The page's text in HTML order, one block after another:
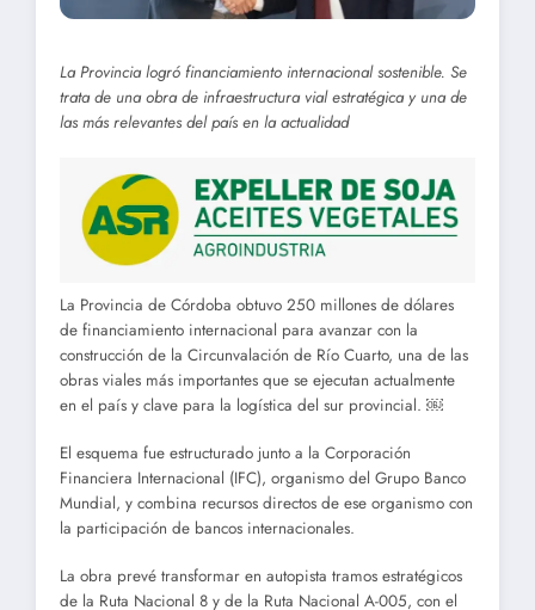
La Provincia logró financiamiento internacional sostenible. Se
trata de una obra de infraestructura vial estratégica y una de
las más relevantes del país en la actualidad
La Provincia de Córdoba obtuvo 250 millones de dólares
de financiamiento internacional para avanzar con la
construcción de la Circunvalación de Río Cuarto, una de las
obras viales más importantes que se ejecutan actualmente
en el país y clave para la logística del sur provincial. ￼
El esquema fue estructurado junto a la Corporación
Financiera Internacional (IFC), organismo del Grupo Banco
Mundial, y combina recursos directos de ese organismo con
la participación de bancos internacionales.
La obra prevé transformar en autopista tramos estratégicos
de la Ruta Nacional 8 y de la Ruta Nacional A-005, con el